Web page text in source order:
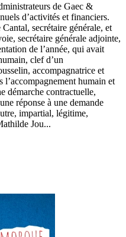
de Gaec &
d’activités et financiers.
secrétaire générale, et
secrétaire générale adjointe,
de l’année, qui avait
clef d’un
accompagnatrice et
l’accompagnement humain et
démarche contractuelle,
réponse à une demande
impartial, légitime,
Jou...